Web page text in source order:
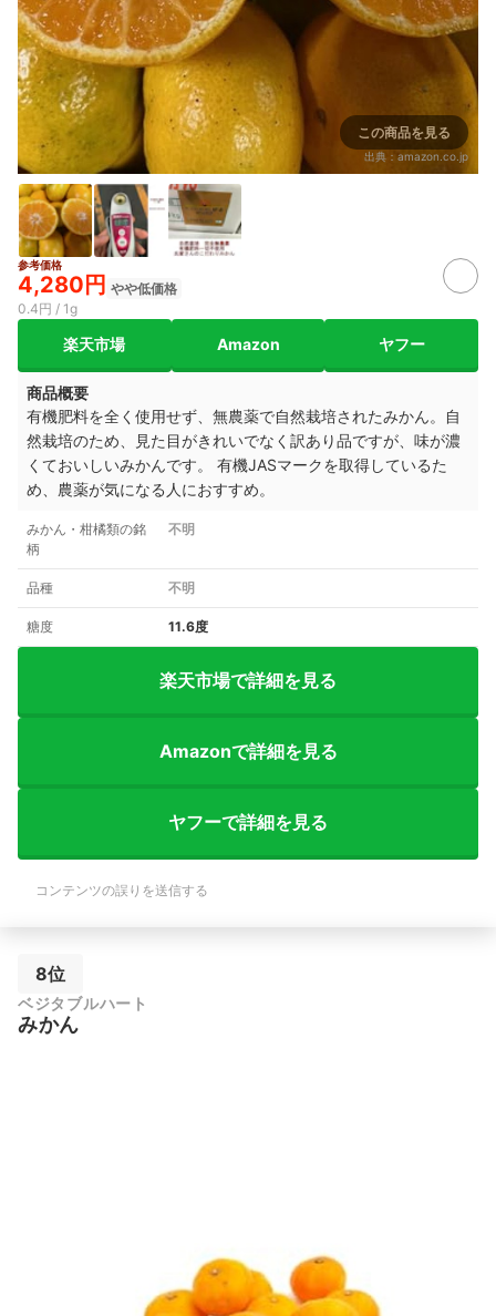
この商品を見る
出典： amazon.co.jp
参考価格
4,280円 やや低価格
0.4円 / 1g
楽天市場 Amazon ヤフー
商品概要
有機肥料を全く使用せず、無農薬で自然栽培されたみかん。自
然栽培のため、見た目がきれいでなく訳あり品ですが、味が濃
くておいしいみかんです。 有機JASマークを取得しているた
め、農薬が気になる人におすすめ。
みかん・柑橘類の銘
柄
不明
品種 不明
糖度 11.6度
楽天市場で詳細を見る
Amazonで詳細を見る
ヤフーで詳細を見る
コンテンツの誤りを送信する
8位
ベジタブルハート
みかん